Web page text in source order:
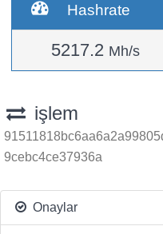
Hashrate
5217.2 Mh/s
işlem
9cebc4ce37936a
Onaylar